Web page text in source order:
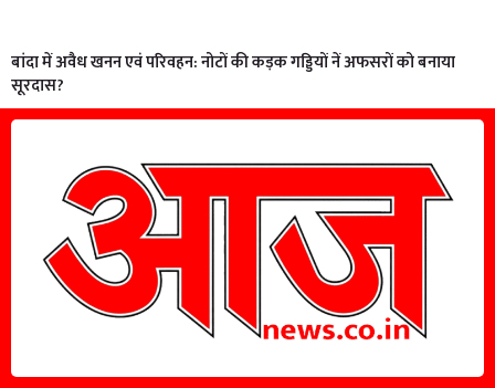
बांदा में अवैध खनन एवं परिवहन: नोटों की कड़क गड्डियों नें अफसरों को बनाया
सूरदास?